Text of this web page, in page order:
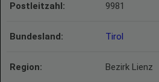
Postleitzahl: 9981
Bundesland: Tirol
Region: Bezirk Lienz